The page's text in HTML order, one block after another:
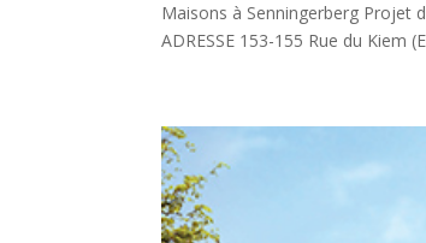
Maisons à Senningerberg Projet
ADRESSE 153-155 Rue du Kiem